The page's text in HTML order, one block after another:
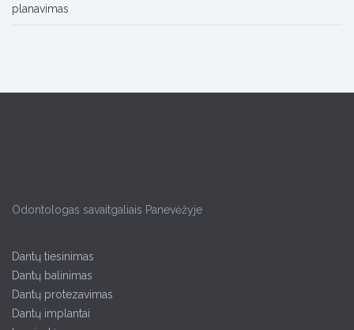
planavimas
Odontologas savaitgaliais Panevėžyje
Dantų tiesinimas
Dantų balinimas
Dantų protezavimas
Dantų implantai